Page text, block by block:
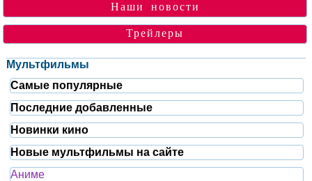
Наши новости
Трейлеры
Мультфильмы
Самые популярные
Последние добавленные
Новинки кино
Новые мультфильмы на сайте
Аниме